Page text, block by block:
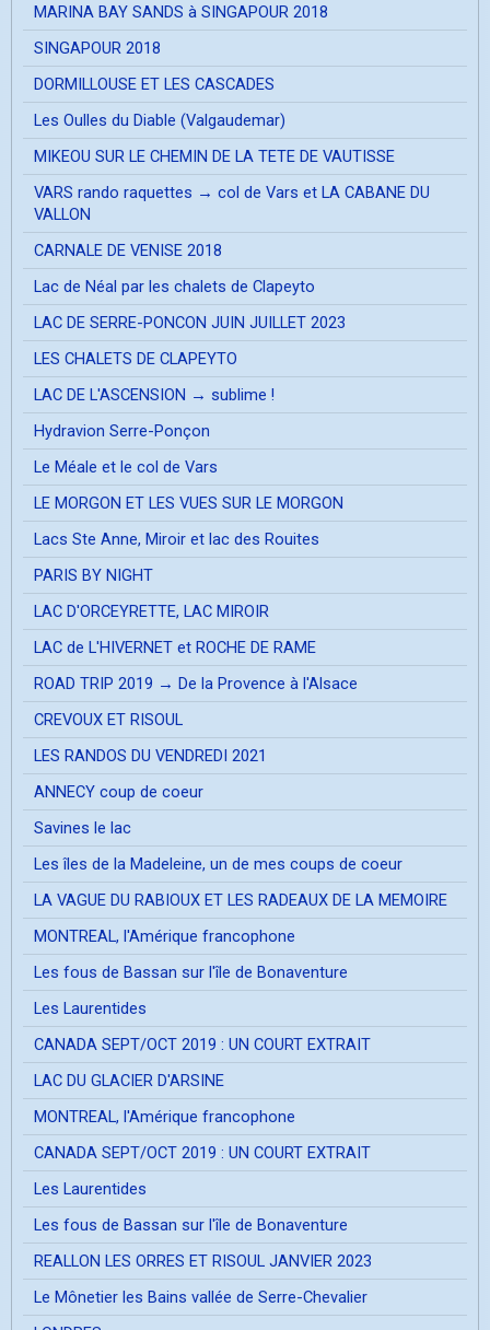
MARINA BAY SANDS à SINGAPOUR 2018
SINGAPOUR 2018
DORMILLOUSE ET LES CASCADES
Les Oulles du Diable (Valgaudemar)
MIKEOU SUR LE CHEMIN DE LA TETE DE VAUTISSE
VARS rando raquettes → col de Vars et LA CABANE DU
VALLON
CARNALE DE VENISE 2018
Lac de Néal par les chalets de Clapeyto
LAC DE SERRE-PONCON JUIN JUILLET 2023
LES CHALETS DE CLAPEYTO
LAC DE L'ASCENSION → sublime !
Hydravion Serre-Ponçon
Le Méale et le col de Vars
LE MORGON ET LES VUES SUR LE MORGON
Lacs Ste Anne, Miroir et lac des Rouites
PARIS BY NIGHT
LAC D'ORCEYRETTE, LAC MIROIR
LAC de L'HIVERNET et ROCHE DE RAME
ROAD TRIP 2019 → De la Provence à l'Alsace
CREVOUX ET RISOUL
LES RANDOS DU VENDREDI 2021
ANNECY coup de coeur
Savines le lac
Les îles de la Madeleine, un de mes coups de coeur
LA VAGUE DU RABIOUX ET LES RADEAUX DE LA MEMOIRE
MONTREAL, l'Amérique francophone
Les fous de Bassan sur l'île de Bonaventure
Les Laurentides
CANADA SEPT/OCT 2019 : UN COURT EXTRAIT
LAC DU GLACIER D'ARSINE
MONTREAL, l'Amérique francophone
CANADA SEPT/OCT 2019 : UN COURT EXTRAIT
Les Laurentides
Les fous de Bassan sur l'île de Bonaventure
REALLON LES ORRES ET RISOUL JANVIER 2023
Le Mônetier les Bains vallée de Serre-Chevalier